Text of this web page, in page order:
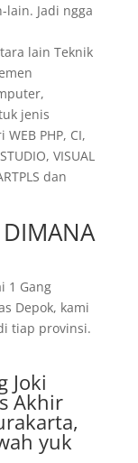
lain. Jadi ngga
lain Teknik
jenis
PHP, CI,
VISUAL
dan
DIMANA
1 Gang
Depok, kami
tiap provinsi.
Joki
Akhir
yuk